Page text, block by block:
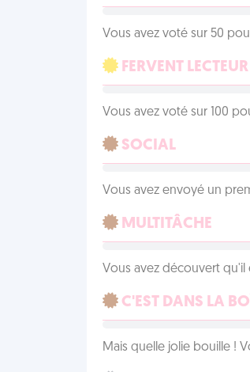
Vous avez voté sur 50
FERVENT
Vous avez voté sur 100
SOCIAL
Vous avez envoyé un
MULTITÂCHE
Vous avez découvert
C'EST DANS LA
Mais quelle jolie bouille !